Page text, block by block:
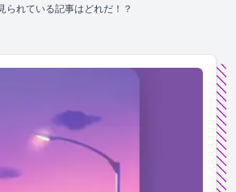
られている記事はどれだ！？